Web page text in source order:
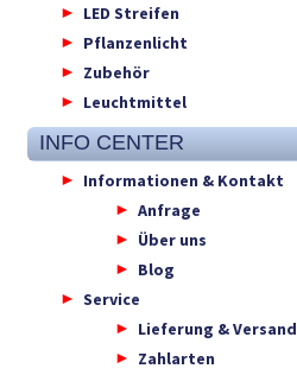
LED Streifen
Pflanzenlicht
Zubehör
Leuchtmittel
INFO CENTER
Informationen & Kontakt
Anfrage
Über uns
Blog
Service
Lieferung & Versand
Zahlarten